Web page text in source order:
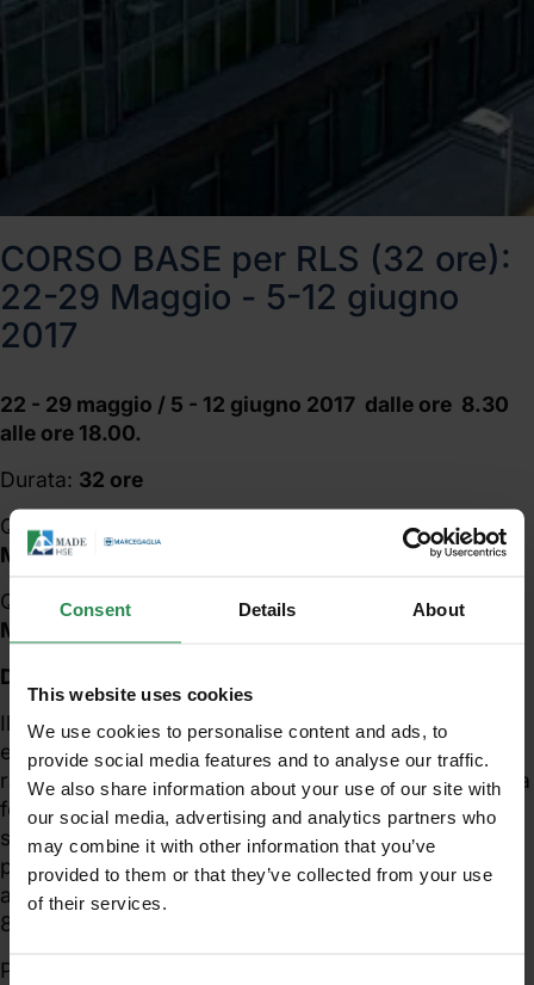
Consent Details About
This website uses cookies
We use cookies to personalise content and ads, to
provide social media features and to analyse our traffic.
We also share information about your use of our site with
our social media, advertising and analytics partners who
may combine it with other information that you’ve
provided to them or that they’ve collected from your use
of their services.
CORSO BASE per RLS (32 ore):
22-29 Maggio - 5-12 giugno
2017
22 - 29 maggio / 5 - 12 giugno 2017 dalle ore 8.30
alle ore 18.00.
Durata: 32 ore
Quota partecipazione
Associati a Confindustria
Mantova
465 € (IVA ESCLUSA a partecipante)
Quota partecipazione
Non Associati a Confindustria
Mantova
Docenti qualificati Made Hse
Il
Rappresentante dei Lavoratori per la Sicurezza
eletto dai lavoratori, o designato nell’ambito delle
rappresentanze sindacali aziendali, deve ricevere una
formazione particolare in materia di sicurezza e
salute attraverso uno specifico corso di formazione
per essere in grado di assolvere i compiti e le
attribuzioni previste dall’art. 50, comma 1, del D.Lgs.
81/2008.
Per i
Unisciti al mondo MadeHSE